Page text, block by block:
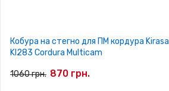
Кобура на стегно для ПМ кордура Kirasa
KI283 Cordura Multicam
1060 грн. 870 грн.